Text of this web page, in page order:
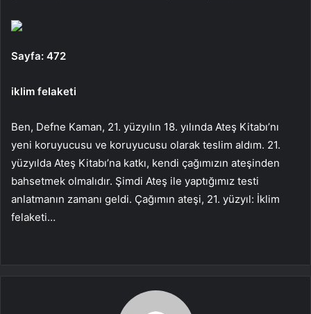
Sayfa: 472
iklim felaketi
Ben, Defne Kaman, 21. yüzyılın 18. yılında Ateş Kitabı’nı
yeni koruyucusu ve koruyucusu olarak teslim aldım. 21.
yüzyılda Ateş Kitabı’na katkı, kendi çağımızın ateşinden
bahsetmek olmalıdır. Şimdi Ateş ile yaptığımız testi
anlatmanın zamanı geldi. Çağımın ateşi, 21. yüzyıl: İklim
felaketi…